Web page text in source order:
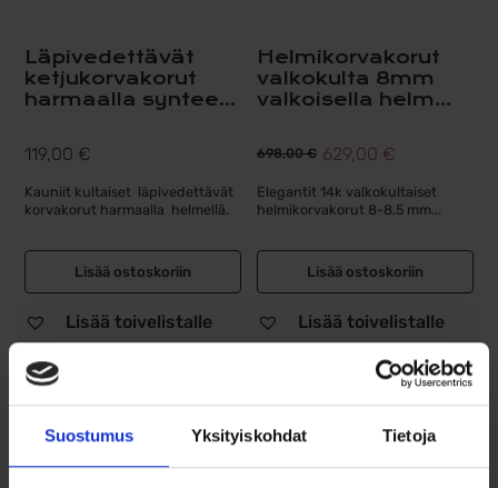
Suostumus Yksityiskohdat Tietoja
Läpivedettävät
ketjukorvakorut
harmaalla syntee...
119,00 €
Kauniit kultaiset läpivedettävät
korvakorut harmaalla helmellä.
Lisää ostoskoriin
Lisää toivelistalle
Helmikorvakorut
valkokulta 8mm
valkoisella helm...
698,00€
Alkuperäinen
hinta
oli:
698,00 €.
629,00 €
Nykyinen
hinta
on:
629,00 €.
Elegantit 14k valkokultaiset
helmikorvakorut 8-8,5 mm...
Lisää ostoskoriin
Lisää toivelistalle